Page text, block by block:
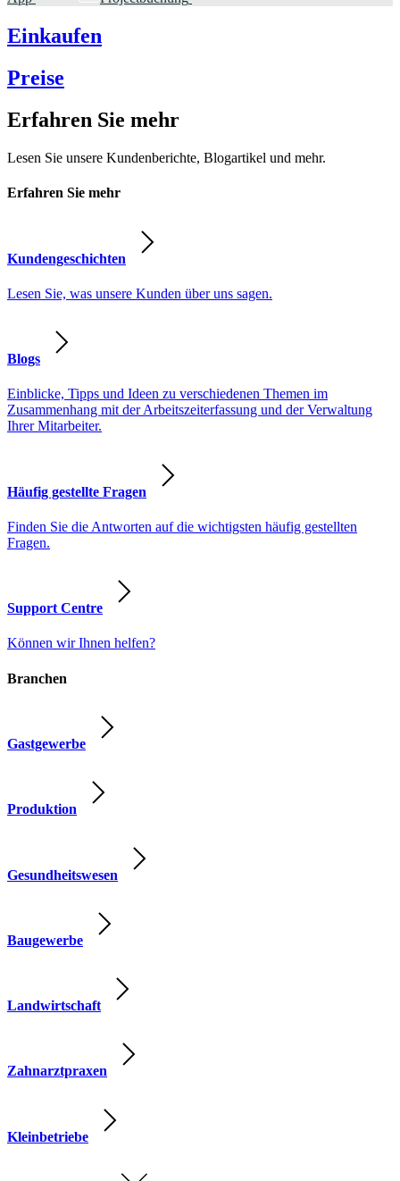
Einkaufen
Preise
Erfahren Sie mehr
Lesen Sie unsere Kundenberichte, Blogartikel und mehr.
Erfahren Sie mehr
Kundengeschichten
Lesen Sie, was unsere Kunden über uns sagen.
Blogs
Einblicke, Tipps und Ideen zu verschiedenen Themen im
Zusammenhang mit der Arbeitszeiterfassung und der Verwaltung
Ihrer Mitarbeiter.
Häufig gestellte Fragen
Finden Sie die Antworten auf die wichtigsten häufig gestellten
Fragen.
Support Centre
Können wir Ihnen helfen?
Branchen
Gastgewerbe
Produktion
Gesundheitswesen
Baugewerbe
Landwirtschaft
Zahnarztpraxen
Kleinbetriebe